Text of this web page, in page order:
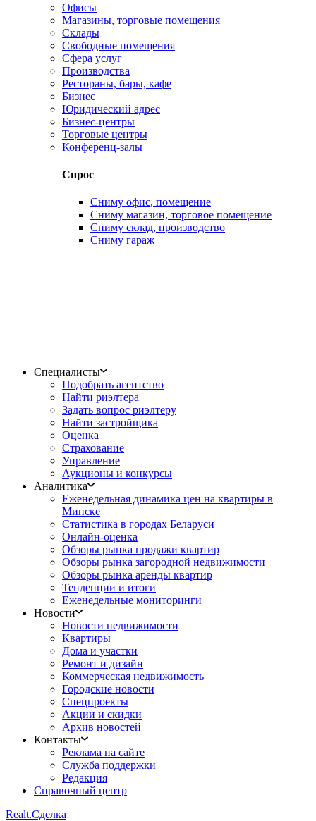
Офисы
Магазины, торговые помещения
Склады
Свободные помещения
Сфера услуг
Производства
Рестораны, бары, кафе
Бизнес
Юридический адрес
Бизнес-центры
Торговые центры
Конференц-залы
Спрос
Сниму офис, помещение
Сниму магазин, торговое помещение
Сниму склад, производство
Сниму гараж
Специалисты
Подобрать агентство
Найти риэлтера
Задать вопрос риэлтеру
Найти застройщика
Оценка
Страхование
Управление
Аукционы и конкурсы
Аналитика
Еженедельная динамика цен на квартиры в
Минске
Статистика в городах Беларуси
Онлайн-оценка
Обзоры рынка продажи квартир
Обзоры рынка загородной недвижимости
Обзоры рынка аренды квартир
Тенденции и итоги
Еженедельные мониторинги
Новости
Новости недвижимости
Квартиры
Дома и участки
Ремонт и дизайн
Коммерческая недвижимость
Городские новости
Спецпроекты
Акции и скидки
Архив новостей
Контакты
Реклама на сайте
Служба поддержки
Редакция
Справочный центр
Realt.Сделка